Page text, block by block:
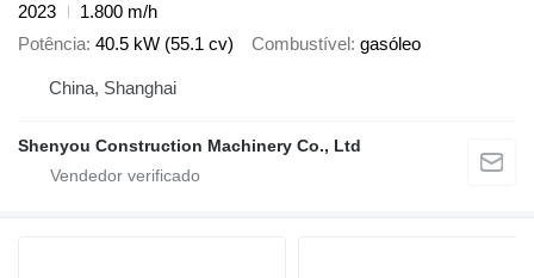
2023
1.800 m/h
Potência 40.5 kW (55.1 cv) Combustível gasóleo
China, Shanghai
Shenyou Construction Machinery Co., Ltd